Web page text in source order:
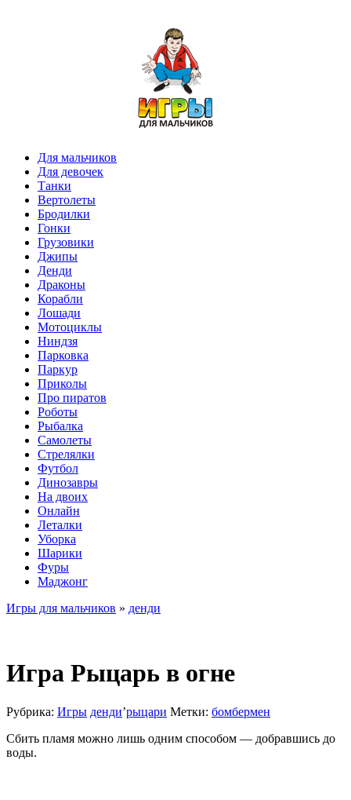
Для мальчиков
Для девочек
Танки
Вертолеты
Бродилки
Гонки
Грузовики
Джипы
Денди
Драконы
Корабли
Лошади
Мотоциклы
Ниндзя
Парковка
Паркур
Приколы
Про пиратов
Роботы
Рыбалка
Самолеты
Стрелялки
Футбол
Динозавры
На двоих
Онлайн
Леталки
Уборка
Шарики
Фуры
Маджонг
Игры для мальчиков » денди
Игра Рыцарь в огне
Рубрика: Игры денди’рыцари Метки: бомбермен
Сбить пламя можно лишь одним способом — добравшись до
воды.